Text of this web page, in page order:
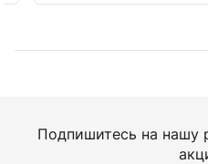
Подпишитесь на нашу